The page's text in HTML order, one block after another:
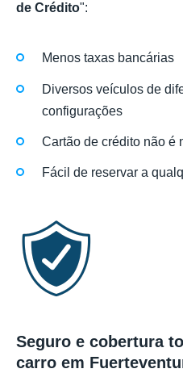
de Crédito":
Menos taxas bancárias
Diversos veículos de
configurações
Cartão de crédito não é
Fácil de reservar a
Seguro e cobertura
carro em